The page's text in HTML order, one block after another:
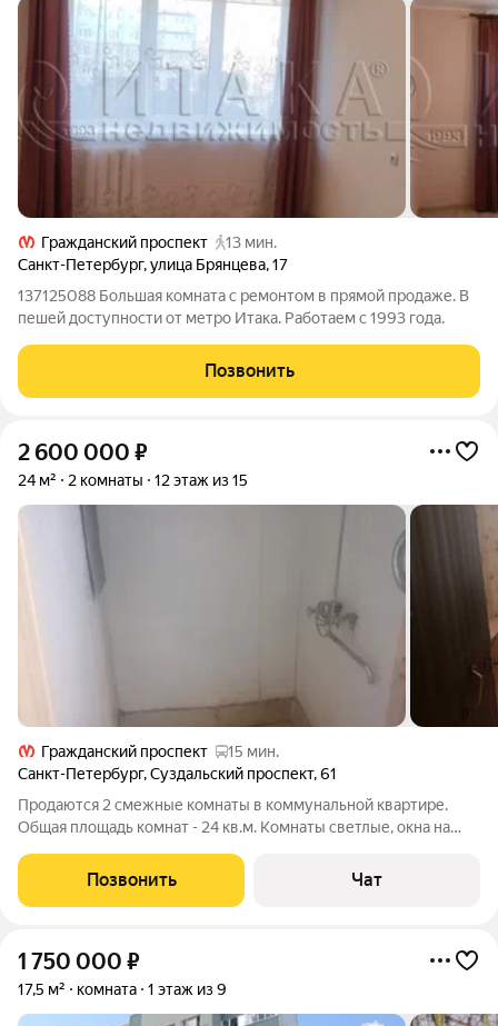
Гражданский проспект
13 мин.
Санкт-Петербург,улица Брянцева,17
137125088 Большая комната с ремонтом в прямой продаже. В
пешей доступности от метро Итака. Работаем с 1993 года.
Позвонить
2 600 000 ₽
24 м² 2 комнаты 12 этаж из 15
Гражданский проспект
15 мин.
Санкт-Петербург,Суздальский проспект,61
Продаются 2 смежные комнаты в коммунальной квартире.
Общая площадь комнат - 24 кв.м. Комнаты светлые, окна на
неприятной живности, но со старым ремонтом. Огромная
лоджия с выходом из обеих комнат. Дом
Позвонить Чат
1 750 000 ₽
17,5 м² комната 1 этаж из 9